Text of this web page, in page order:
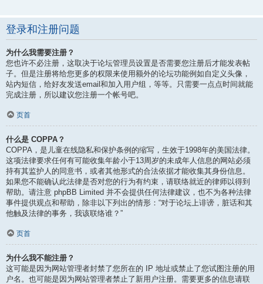
登录和注册问题
为什么我需要注册？
您也许不必注册，这取决于论坛管理员设置是否需要您注册后才能发表帖
子。但是注册将给您更多的权限来使用额外的论坛功能例如自定义头像，
站内短信，给好友发送email和加入用户组，等等。只需要一点点时间就能
完成注册，所以建议您注册一个帐号吧。
页首
什么是 COPPA？
COPPA，是儿童在线隐私和保护条例的缩写，生效于1998年的美国法律。
这项法律要求任何有可能收集年龄小于13周岁的未成年人信息的网站必须
持有其监护人的同意书，或者其他形式的合法依据才能收集其身份信息。
如果您不能确认此法律是否对您的行为有约束，请联络就近的律师以得到
帮助。请注意 phpBB Limited 并不会提供任何法律建议，也不为各种法律
事件提供观点和帮助，除非以下列出的情形：“对于论坛上诽谤，脏话和其
他触及法律的事务，我该联络谁？”
页首
为什么我不能注册？
这可能是因为网站管理者封禁了您所在的 IP 地址或禁止了您试图注册的用
户名。也可能是因为网站管理者禁止了新用户注册。需要更多的信息请联